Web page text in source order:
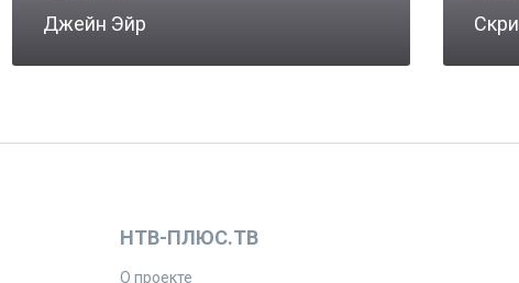
Джейн Эйр
НТВ-ПЛЮС.ТВ
О проекте